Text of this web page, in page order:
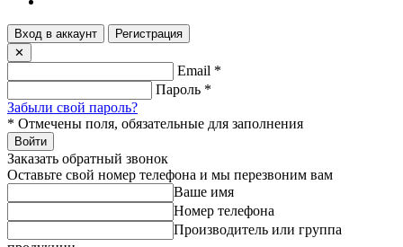
Вход в аккаунт
Регистрация
✕
Email *
Пароль *
Забыли свой пароль?
* Отмечены поля, обязательные для заполнения
Войти
Заказать обратный звонок
Оставьте свой номер телефона и мы перезвоним вам
Ваше имя
Номер телефона
Производитель или группа